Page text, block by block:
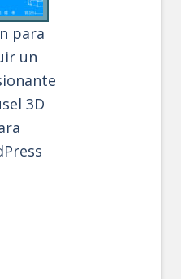
para
un
3D